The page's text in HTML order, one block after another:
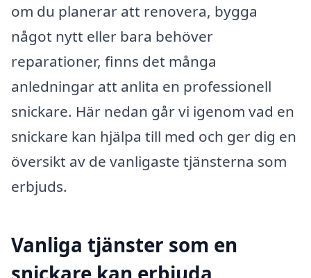
om du planerar att renovera, bygga
något nytt eller bara behöver
reparationer, finns det många
anledningar att anlita en professionell
snickare. Här nedan går vi igenom vad en
snickare kan hjälpa till med och ger dig en
översikt av de vanligaste tjänsterna som
erbjuds.
Vanliga tjänster som en